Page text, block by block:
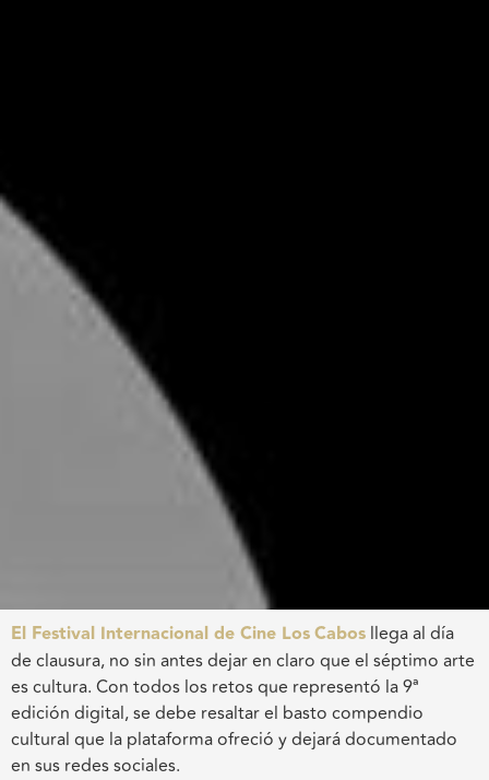
El Festival Internacional de Cine LosCabos llega al día
de clausura, no sin antes dejar en claro que el séptimo arte
es cultura. Con todos los retos que representó la 9ª
edición digital, se debe resaltar el basto compendio
cultural que la plataforma ofreció y dejará documentado
en sus redes sociales.